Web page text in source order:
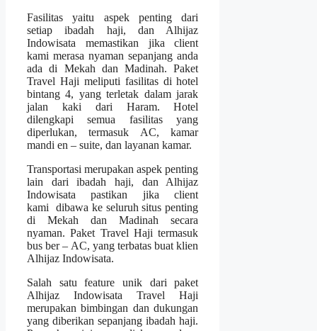
Fasilitas yaitu aspek penting dari
setiap ibadah haji, dan Alhijaz
Indowisata memastikan jika client
kami merasa nyaman sepanjang anda
ada di Mekah dan Madinah. Paket
Travel Haji meliputi fasilitas di hotel
bintang 4, yang terletak dalam jarak
jalan kaki dari Haram. Hotel
dilengkapi semua fasilitas yang
diperlukan, termasuk AC, kamar
mandi en – suite, dan layanan kamar.
Transportasi merupakan aspek penting
lain dari ibadah haji, dan Alhijaz
Indowisata pastikan jika client
kami dibawa ke seluruh situs penting
di Mekah dan Madinah secara
nyaman. Paket Travel Haji termasuk
bus ber – AC, yang terbatas buat klien
Alhijaz Indowisata.
Salah satu feature unik dari paket
Alhijaz Indowisata Travel Haji
merupakan bimbingan dan dukungan
yang diberikan sepanjang ibadah haji.